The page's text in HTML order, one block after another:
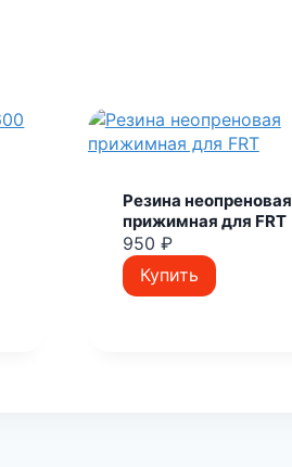
Резина неопреновая
прижимная для FRT
950 ₽
Купить